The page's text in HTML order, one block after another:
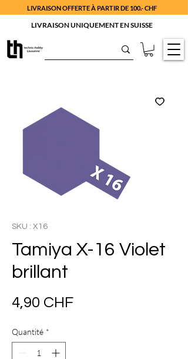
LIVRAISON OFFERTE À PARTIR DE 100.- CHF
LIVRAISON UNIQUEMENT EN SUISSE
SKU : X16
Tamiya X-16 Violet
brillant
4,90 CHFPrix
Quantité *